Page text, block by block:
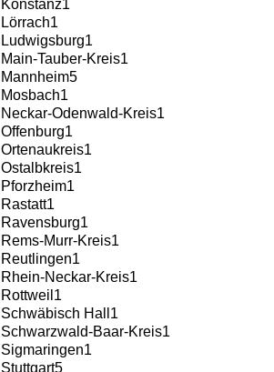
Konstanz1
Lörrach1
Ludwigsburg1
Main-Tauber-Kreis1
Mannheim5
Mosbach1
Neckar-Odenwald-Kreis1
Offenburg1
Ortenaukreis1
Ostalbkreis1
Pforzheim1
Rastatt1
Ravensburg1
Rems-Murr-Kreis1
Reutlingen1
Rhein-Neckar-Kreis1
Rottweil 1
Schwäbisch Hall 1
Schwarzwald-Baar-Kreis1
Sigmaringen1
Stuttgart5